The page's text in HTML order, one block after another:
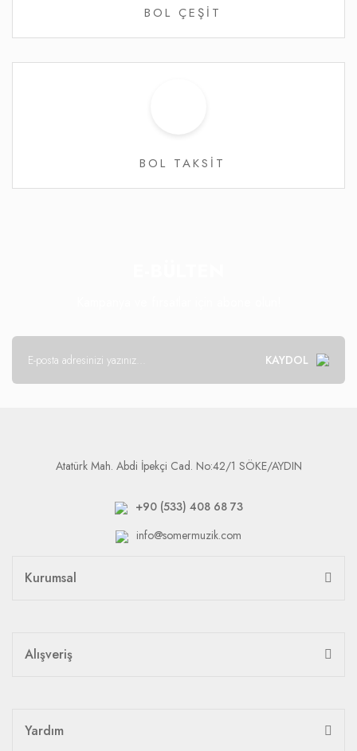
BOL ÇEŞİT
BOL TAKSİT
KAYDOL
Atatürk Mah. Abdi İpekçi Cad. No:42/1 SÖKE/AYDIN
+90 (533) 408 68 73
info@somermuzik.com
Kurumsal
Alışveriş
Yardım